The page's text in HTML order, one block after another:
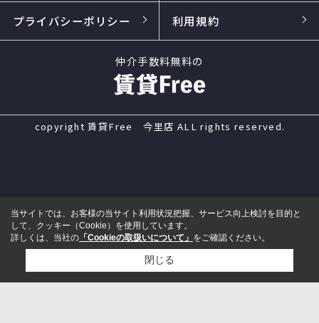
プライバシーポリシー 利用規約
仲介手数料無料の
copyright 賃貸Free 今里店 ALL rights reserved.
来店予約 電話
当サイトでは、お客様の当サイト利用状況把握、サービス向上検討を目的と
して、クッキー（Cookie）を使用しています。
詳しくは、当社の 「Cookieの取扱いについて」 をご確認ください。
閉じる